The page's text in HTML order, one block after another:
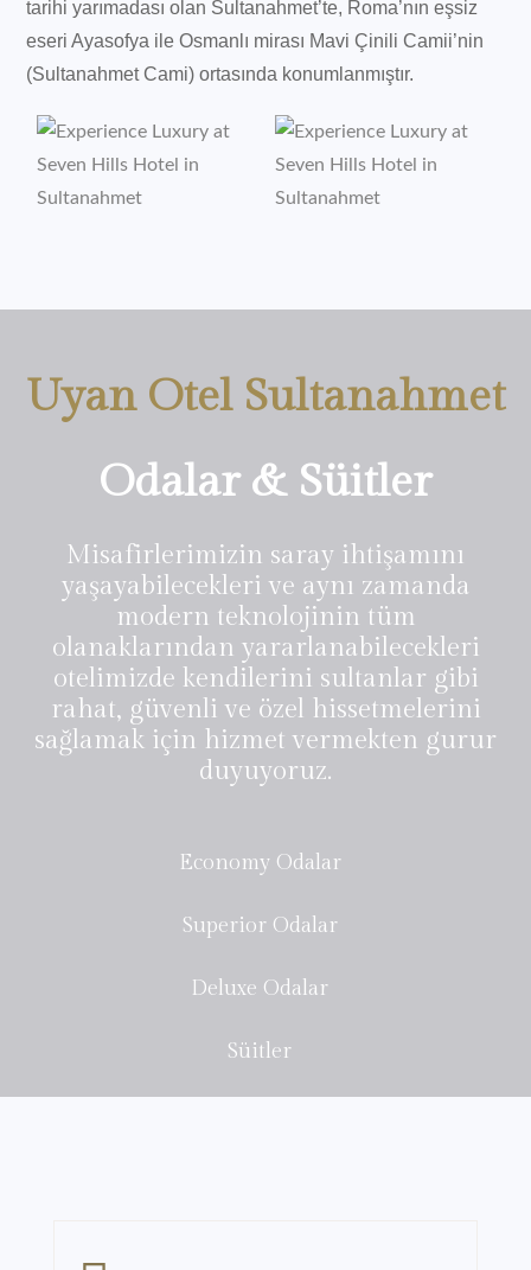
tarihi yarımadası olan Sultanahmet’te, Roma’nın eşsiz
eseri Ayasofya ile Osmanlı mirası Mavi Çinili Camii’nin
(Sultanahmet Cami) ortasında konumlanmıştır.
Uyan Otel Sultanahmet
Odalar & Süitler
Misafirlerimizin saray ihtişamını
yaşayabilecekleri ve aynı zamanda
modern teknolojinin tüm
olanaklarından yararlanabilecekleri
otelimizde kendilerini sultanlar gibi
rahat, güvenli ve özel hissetmelerini
sağlamak için hizmet vermekten gurur
duyuyoruz.
Economy Odalar
Superior Odalar
Deluxe Odalar
Süitler